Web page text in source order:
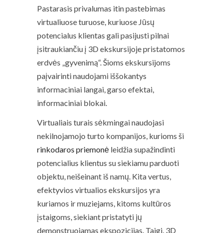
Pastarasis privalumas itin pastebimas
virtualiuose turuose, kuriuose Jūsų
potencialus klientas gali pasijusti pilnai
įsitraukiančiu į 3D ekskursijoje pristatomos
erdvės „gyvenimą“. Šioms ekskursijoms
paįvairinti naudojami iššokantys
informaciniai langai, garso efektai,
informaciniai blokai.
Virtualiais turais sėkmingai naudojasi
nekilnojamojo turto kompanijos, kurioms ši
rinkodaros priemonė leidžia supažindinti
potencialius klientus su siekiamu parduoti
objektu, neišeinant iš namų. Kita vertus,
efektyvios virtualios ekskursijos yra
kuriamos ir muziejams, kitoms kultūros
įstaigoms, siekiant pristatyti jų
demonstruojamas ekspozicijas. Taigi, 3D